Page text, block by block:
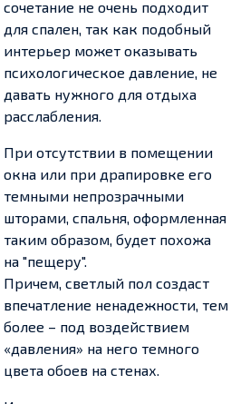
сочетание не очень подходит
для спален, так как подобный
интерьер может оказывать
психологическое давление, не
давать нужного для отдыха
расслабления.
При отсутствии в помещении
окна или при драпировке его
темными непрозрачными
шторами, спальня, оформленная
таким образом, будет похожа
на "пещеру".
Причем, светлый пол создаст
впечатление ненадежности, тем
более – под воздействием
«давления» на него темного
цвета обоев на стенах.